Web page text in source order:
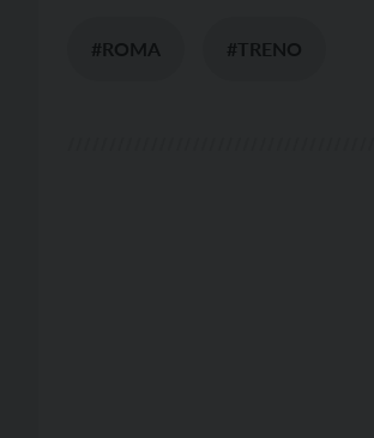
#ROMA #TRENO